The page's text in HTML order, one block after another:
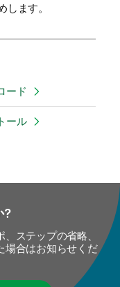
ます。
ード
ール
?
ステップの省略、
場合はお知らせくだ